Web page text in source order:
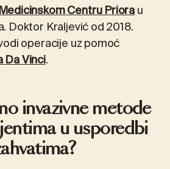
Centru Priorau
Doktor Kraljević od 2018.
operacije uz pomoć
Vinci.
invazivne metode
u usporedbi